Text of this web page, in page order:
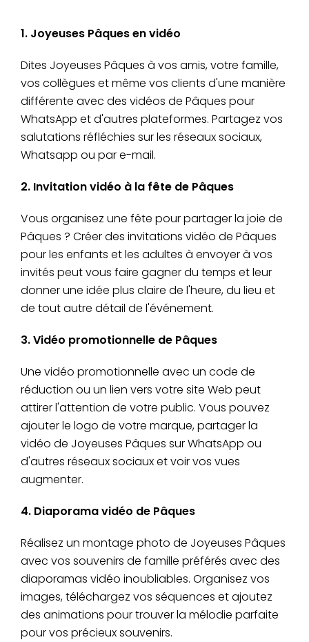
1. Joyeuses Pâques en vidéo
Dites Joyeuses Pâques à vos amis, votre famille,
vos collègues et même vos clients d'une manière
différente avec des vidéos de Pâques pour
WhatsApp et d'autres plateformes. Partagez vos
salutations réfléchies sur les réseaux sociaux,
Whatsapp ou par e-mail.
2. Invitation vidéo à la fête de Pâques
Vous organisez une fête pour partager la joie de
Pâques ? Créer des invitations vidéo de Pâques
pour les enfants et les adultes à envoyer à vos
invités peut vous faire gagner du temps et leur
donner une idée plus claire de l'heure, du lieu et
de tout autre détail de l'événement.
3. Vidéo promotionnelle de Pâques
Une vidéo promotionnelle avec un code de
réduction ou un lien vers votre site Web peut
attirer l'attention de votre public. Vous pouvez
ajouter le logo de votre marque, partager la
vidéo de Joyeuses Pâques sur WhatsApp ou
d'autres réseaux sociaux et voir vos vues
augmenter.
4. Diaporama vidéo de Pâques
Réalisez un montage photo de Joyeuses Pâques
avec vos souvenirs de famille préférés avec des
diaporamas vidéo inoubliables. Organisez vos
images, téléchargez vos séquences et ajoutez
des animations pour trouver la mélodie parfaite
pour vos précieux souvenirs.